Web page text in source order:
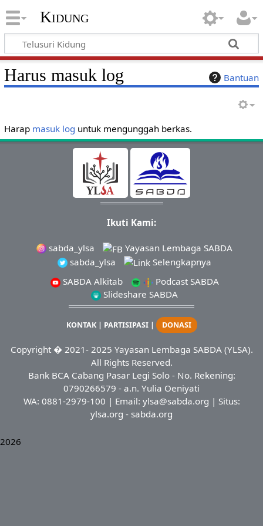
Kidung
Bantuan
Harus masuk log
Harap masuk log untuk mengunggah berkas.
Ikuti Kami:
sabda_ylsa
Yayasan Lembaga SABDA
sabda_ylsa
Selengkapnya
SABDA Alkitab
Podcast SABDA
Slideshare SABDA
KONTAK| PARTISIPASI| DONASI
Copyright� 2021- 2025 Yayasan Lembaga SABDA (YLSA).
All Rights Reserved.
Bank BCA Cabang Pasar Legi Solo - No. Rekening:
0790266579 - a.n. Yulia Oeniyati
WA: 0881-2979-100 | Email: ylsa@sabda.org | Situs:
ylsa.org - sabda.org
2026